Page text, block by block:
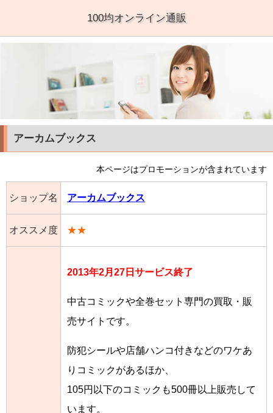
100均オンライン通販
アーカムブックス
本ページはプロモーションが含まれています
ショップ名 アーカムブックス
オススメ度 ★★
2013年2月27日サービス終了
中古コミックや全巻セット専門の買取・販
売サイトです。
防犯シールや店舗ハンコ付きなどのワケあ
りコミックがあるほか、
105円以下のコミックも500冊以上販売して
います。